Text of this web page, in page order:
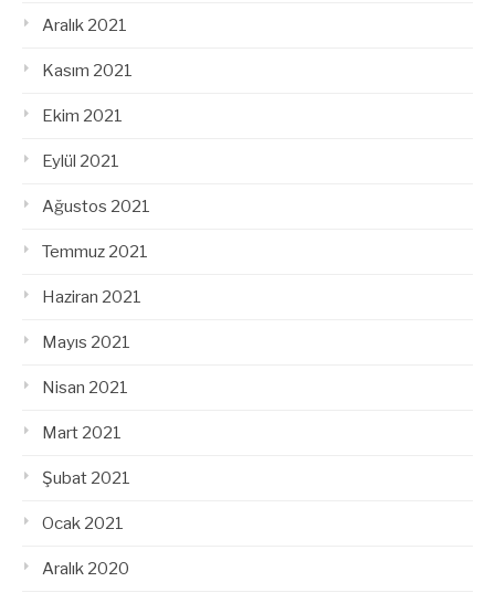
Aralık 2021
Kasım 2021
Ekim 2021
Eylül 2021
Ağustos 2021
Temmuz 2021
Haziran 2021
Mayıs 2021
Nisan 2021
Mart 2021
Şubat 2021
Ocak 2021
Aralık 2020